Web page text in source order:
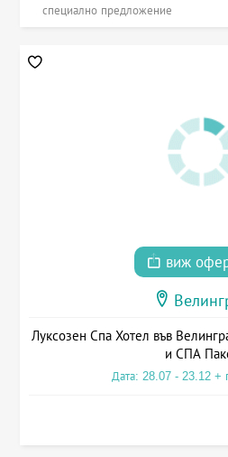
специално предложение
виж
Луксозен Спа Хотел във
и СПА
Дата: 28.07 - 23.12 +